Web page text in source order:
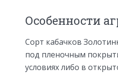
Особенности
Сорт кабачков
под пленочным
условиях либо в